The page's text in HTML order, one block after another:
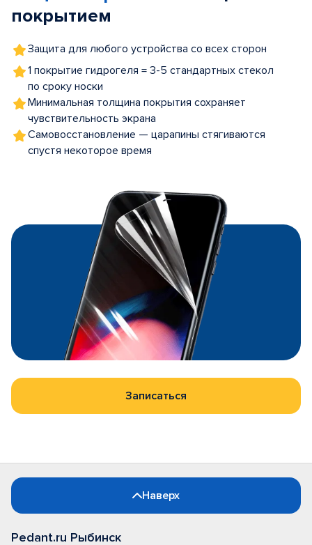
покрытием
Защита для любого устройства со всех сторон
1 покрытие гидрогеля = 3-5 стандартных стекол
по сроку носки
Минимальная толщина покрытия сохраняет
чувствительность экрана
Самовосстановление — царапины стягиваются
спустя некоторое время
Записаться
Наверх
Pedant.ru Рыбинск